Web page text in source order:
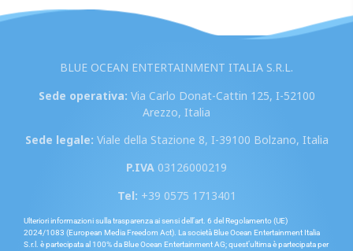
BLUE OCEAN ENTERTAINMENT ITALIA S.R.L.
Sede operativa: Via Carlo Donat-Cattin 125, I-52100
Arezzo, Italia
Sede legale: Viale della Stazione 8, I-39100 Bolzano, Italia
P.IVA 03126000219
Tel: +39 0575 1713401
Ulteriori informazioni sulla trasparenza ai sensi dell’art. 6 del Regolamento (UE)
2024/1083 (European Media Freedom Act). La società Blue Ocean Entertainment Italia
S.r.l. è partecipata al 100% da Blue Ocean Entertainment AG; quest’ultima è partecipata per